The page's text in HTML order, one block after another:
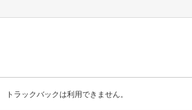
トラックバックは利用できません。